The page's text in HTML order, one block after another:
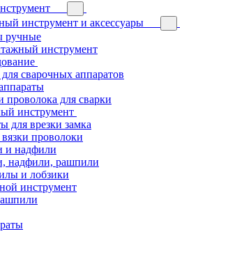
инструмент и аксессуары
ручные
инструмент
сварочных аппаратов
проволока для сварки
инструмент
для врезки замка
проволоки
и надфили
надфили, рашпили
и лобзики
инструмент